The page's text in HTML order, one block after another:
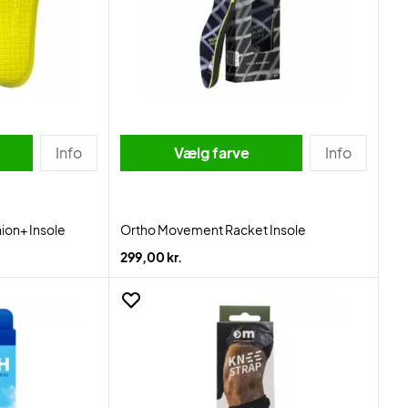
Info
Insole
Vælg farve Info
Ortho Movement Racket Insole
299,00 kr.